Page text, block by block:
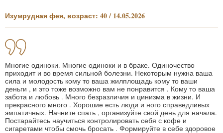
Изумрудная фея, возраст: 40 / 14.05.2026
Многие одиноки. Многие одиноки и в браке. Одиночество
приходит и во время сильной болезни. Некоторым нужна ваша
сила и молодость кому то ваша жилплощадь кому то ваши
деньги , и это тоже возможно вам не понравится . Кому то ваша
забота и любовь . Много безразличия и цинизма в жизни. И
прекрасного много . Хорошие есть люди и ного справедливых
эмпатичных. Начните спать , организуйте свой день для начала.
Постарайтесь научиться контролировать себя с кофе и
сигаретами чтобы смочь бросать . Формируйте в себе здоровое